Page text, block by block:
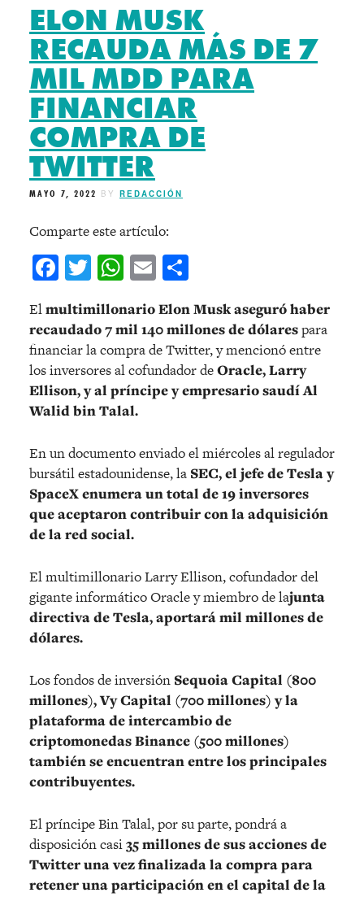
ELON MUSK
RECAUDA MÁS DE 7
MIL MDD PARA
FINANCIAR
COMPRA DE
TWITTER
MAYO 7, 2022 BY REDACCIÓN
Comparte este artículo:
Facebook
Twitter
WhatsApp
Email
Elmultimillonario Elon Musk aseguró haber
recaudado 7 mil 140 millones de dólarespara
financiar la compra de Twitter, y mencionó entre
los inversores al cofundador deOracle, Larry
Ellison, y al príncipe y empresario saudí Al
Walid bin Talal.
En un documento enviado el miércoles al regulador
bursátil estadounidense, la SEC, el jefe de Tesla y
SpaceX enumera un total de 19 inversores
que aceptaron contribuir con la adquisición
de la red social.
El multimillonario Larry Ellison, cofundador del
gigante informático Oracle y miembro de lajunta
directiva de Tesla, aportará mil millones de
dólares.
Los fondos de inversión Sequoia Capital (800
millones), Vy Capital (700 millones) y la
plataforma de intercambio de
criptomonedas Binance (500 millones)
también se encuentran entre los principales
contribuyentes.
El príncipe Bin Talal, por su parte, pondrá a
disposición casi35 millones de sus acciones de
Twitter una vez finalizada la compra para
retener una participación en el capital de la